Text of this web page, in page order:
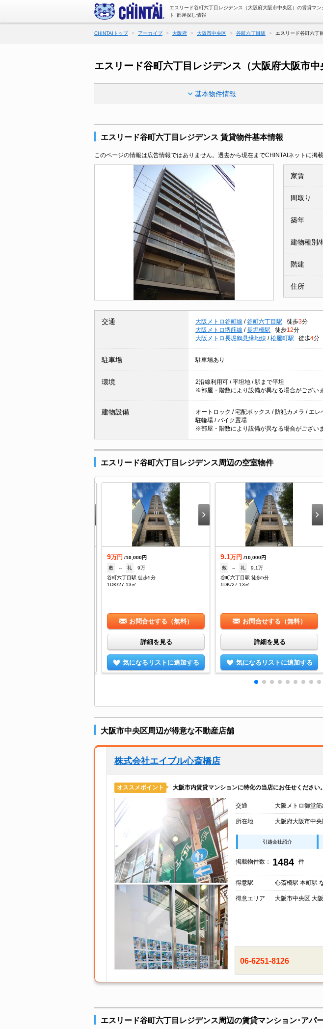
エスリード谷町六丁目レジデンス（大阪府大阪市中央区）の賃貸マン
ト･部屋探し情報
CHINTAIトップ アーカイブ 大阪府 大阪市中央区 谷町六丁目駅 エスリード谷町六丁
エスリード谷町六丁目レジデンス（大阪府大阪市
基本物件情報
エスリード谷町六丁目レジデンス 賃貸物件基本情報
このページの情報は広告情報ではありません。過去から現在までCHINTAIネットに掲
家賃
間取り
築年
建物種別/
階建
住所
交通 大阪メトロ谷町線 / 谷町六丁目駅 徒歩3分
大阪メトロ堺筋線 / 長堀橋駅 徒歩12分
大阪メトロ長堀鶴見緑地線 / 松屋町駅 徒歩4分
駐車場 駐車場あり
環境
2沿線利用可 / 平坦地 / 駅まで平坦
※部屋・階数により設備が異なる場合がござい
建物設備
オートロック / 宅配ボックス / 防犯カメラ / エ
駐輪場 / バイク置場
※部屋・階数により設備が異なる場合がござい
エスリード谷町六丁目レジデンス周辺の空室物件
9万円 /10,000円
敷
-- 礼
9万
谷町六丁目駅 徒歩5分
1DK/27.13㎡
お問合せする（無料）
詳細を見る
気になるリストに追加する
9.1万円 /10,000円
敷
-- 礼
9.1万
谷町六丁目駅 徒歩5分
1DK/27.13㎡
お問合せする（無料）
詳細を見る
気になるリストに追加する
大阪市中央区周辺が得意な不動産店舗
株式会社エイブル心斎橋店
オススメポイント 大阪市内賃貸マンションに特化の当店にお任せください。
交通 大阪メトロ御堂
所在地 大阪府大阪市中
引越会社紹介
掲載物件数： 1484 件
得意駅 心斎橋駅 本町駅
得意エリア 大阪市中央区 大
06-6251-8126
エスリード谷町六丁目レジデンス周辺の賃貸マンション･アパ